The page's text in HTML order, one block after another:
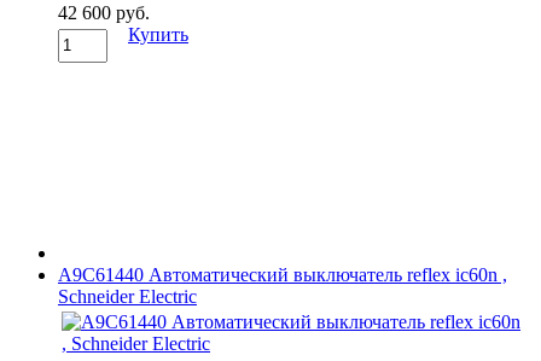
42 600 руб.
Купить
A9C61440 Автоматический выключатель reflex ic60n ,
Schneider Electric